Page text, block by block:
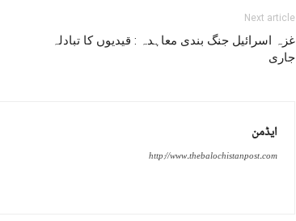
Next article
غزہ اسرائیل جنگ بندی معاہدہ : قیدیوں کا تبادلہ
جاری
ایڈمن
http://www.thebalochistanpost.com